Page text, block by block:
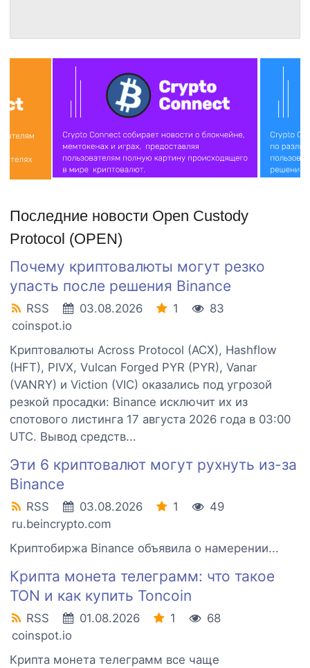
Последние новости Open Custody
Protocol (OPEN)
Почему криптовалюты могут резко
упасть после решения Binance
RSS 03.08.2026 1
83
coinspot.io
Криптовалюты Across Protocol (ACX), Hashflow
(HFT), PIVX, Vulcan Forged PYR (PYR), Vanar
(VANRY) и Viction (VIC) оказались под угрозой
резкой просадки: Binance исключит их из
спотового листинга 17 августа 2026 года в 03:00
UTC. Вывод средств...
Эти 6 криптовалют могут рухнуть из-за
Binance
RSS 03.08.2026 1
49
ru.beincrypto.com
Криптобиржа Binance объявила о намерении...
Крипта монета телеграмм: что такое
TON и как купить Toncoin
RSS 01.08.2026 1
68
coinspot.io
Крипта монета телеграмм все чаще